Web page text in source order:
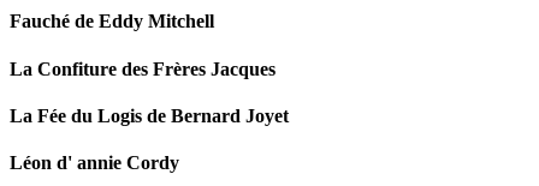
Fauché de Eddy Mitchell
La Confiture des Frères Jacques
La Fée du Logis de Bernard Joyet
Léon d' annie Cordy